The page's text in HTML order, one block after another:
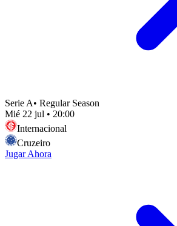
Serie A• Regular Season
Mié 22 jul • 20:00
Internacional
Cruzeiro
Jugar Ahora